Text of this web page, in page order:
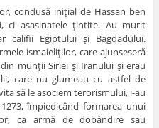
condusă iniţial de Hassan ben
ci asasinatele ţintite. Au murit
califii Egiptului şi Bagdadului.
ismaieliţilor, care ajunseseră
munţii Siriei şi Iranului şi erau
care nu glumeau cu astfel de
să le asociem terorismului, i-au
împiedicând formarea unui
ca armă de dobândire sau